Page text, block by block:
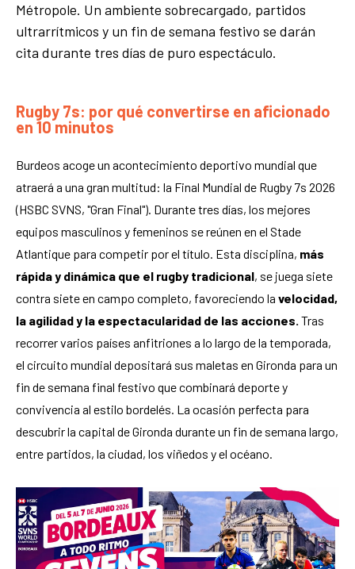
Métropole. Un ambiente sobrecargado, partidos
ultrarrítmicos y un fin de semana festivo se darán
cita durante tres días de puro espectáculo.
Rugby 7s: por qué convertirse en aficionado
en 10 minutos
Burdeos acoge un acontecimiento deportivo mundial que
atraerá a una gran multitud: la Final Mundial de Rugby 7s 2026
(HSBC SVNS, "Gran Final"). Durante tres días, los mejores
equipos masculinos y femeninos se reúnen en el Stade
Atlantique para competir por el título. Esta disciplina, más
rápida y dinámica que el rugby tradicional, se juega siete
contra siete en campo completo, favoreciendo la velocidad,
la agilidad y la espectacularidad de las acciones. Tras
recorrer varios países anfitriones a lo largo de la temporada,
el circuito mundial depositará sus maletas en Gironda para un
fin de semana final festivo que combinará deporte y
convivencia al estilo bordelés. La ocasión perfecta para
descubrir la capital de Gironda durante un fin de semana largo,
entre partidos, la ciudad, los viñedos y el océano.